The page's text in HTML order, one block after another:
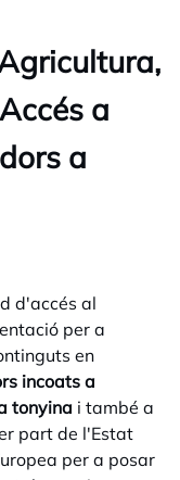
a
a
d'accés al
per a
en
incoats a
tonyina i també a
part de l'Estat
per a posar